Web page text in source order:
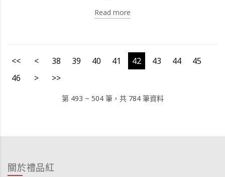
Read more
<< < 38 39 40 41 42 43 44
45
46
> >>
第 493 ~ 504 筆，共 784 筆資料
關於禮品紅